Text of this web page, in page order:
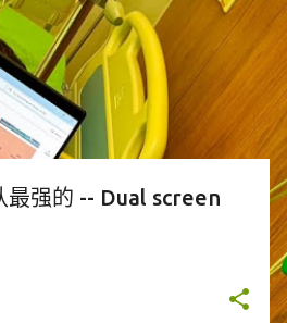
最强的 -- Dual screen